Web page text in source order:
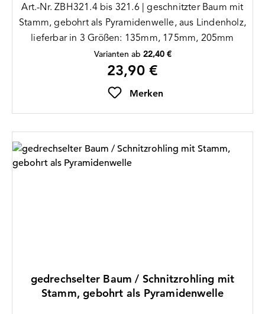
Art.-Nr. ZBH321.4 bis 321.6 | geschnitzter Baum mit
Stamm, gebohrt als Pyramidenwelle, aus Lindenholz,
lieferbar in 3 Größen: 135mm, 175mm, 205mm
Varianten ab 22,40 €
Regulärer Preis:
23,90 €
Merken
gedrechselter Baum / Schnitzrohling mit
Stamm, gebohrt als Pyramidenwelle